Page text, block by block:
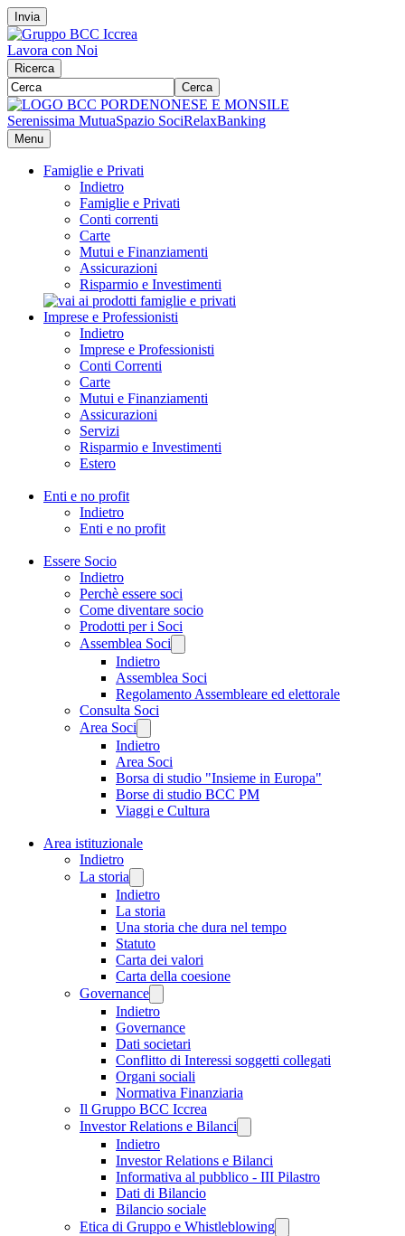
Invia
Lavora con Noi
Ricerca
Cerca
Serenissima MutuaSpazio SociRelaxBanking
Menu
Famiglie e Privati
Indietro
Famiglie e Privati
Conti correnti
Carte
Mutui e Finanziamenti
Assicurazioni
Risparmio e Investimenti
Imprese e Professionisti
Indietro
Imprese e Professionisti
Conti Correnti
Carte
Mutui e Finanziamenti
Assicurazioni
Servizi
Risparmio e Investimenti
Estero
Enti e no profit
Indietro
Enti e no profit
Essere Socio
Indietro
Perchè essere soci
Come diventare socio
Prodotti per i Soci
Assemblea Soci
Indietro
Assemblea Soci
Regolamento Assembleare ed elettorale
Consulta Soci
Area Soci
Indietro
Area Soci
Borsa di studio "Insieme in Europa"
Borse di studio BCC PM
Viaggi e Cultura
Area istituzionale
Indietro
La storia
Indietro
La storia
Una storia che dura nel tempo
Statuto
Carta dei valori
Carta della coesione
Governance
Indietro
Governance
Dati societari
Conflitto di Interessi soggetti collegati
Organi sociali
Normativa Finanziaria
Il Gruppo BCC Iccrea
Investor Relations e Bilanci
Indietro
Investor Relations e Bilanci
Informativa al pubblico - III Pilastro
Dati di Bilancio
Bilancio sociale
Etica di Gruppo e Whistleblowing